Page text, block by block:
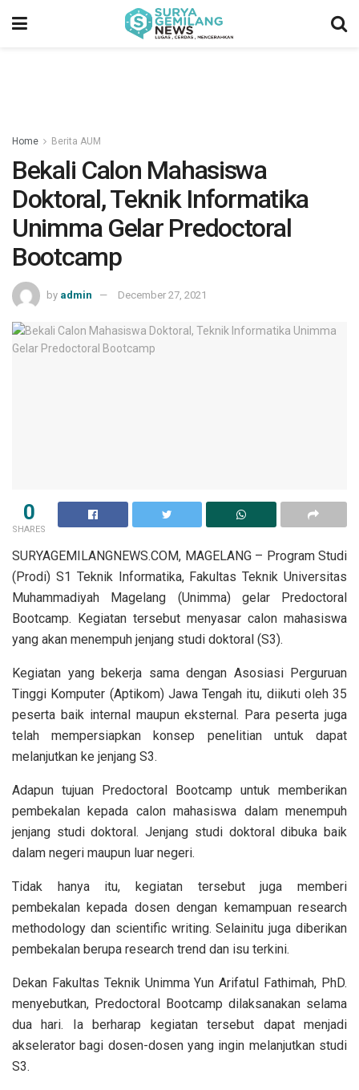
Home Berita AUM
Bekali Calon Mahasiswa
Doktoral, Teknik Informatika
Unimma Gelar Predoctoral
Bootcamp
by admin December 27, 2021
0
SHARES
SURYAGEMILANGNEWS.COM, MAGELANG – Program Studi
(Prodi) S1 Teknik Informatika, Fakultas Teknik Universitas
Muhammadiyah Magelang (Unimma) gelar Predoctoral
Bootcamp. Kegiatan tersebut menyasar calon mahasiswa
yang akan menempuh jenjang studi doktoral (S3).
Kegiatan yang bekerja sama dengan Asosiasi Perguruan
Tinggi Komputer (Aptikom) Jawa Tengah itu, diikuti oleh 35
peserta baik internal maupun eksternal. Para peserta juga
telah mempersiapkan konsep penelitian untuk dapat
melanjutkan ke jenjang S3.
Adapun tujuan Predoctoral Bootcamp untuk memberikan
pembekalan kepada calon mahasiswa dalam menempuh
jenjang studi doktoral. Jenjang studi doktoral dibuka baik
dalam negeri maupun luar negeri.
Tidak hanya itu, kegiatan tersebut juga memberi
pembekalan kepada dosen dengan kemampuan research
methodology dan scientific writing. Selainitu juga diberikan
pembekalan berupa research trend dan isu terkini.
Dekan Fakultas Teknik Unimma Yun Arifatul Fathimah, PhD.
menyebutkan, Predoctoral Bootcamp dilaksanakan selama
dua hari. Ia berharap kegiatan tersebut dapat menjadi
akselerator bagi dosen-dosen yang ingin melanjutkan studi
S3.